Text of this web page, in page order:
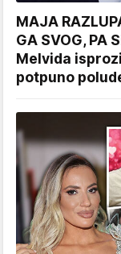
MAJA
GA SVOG, PA
Melvida
potpuno